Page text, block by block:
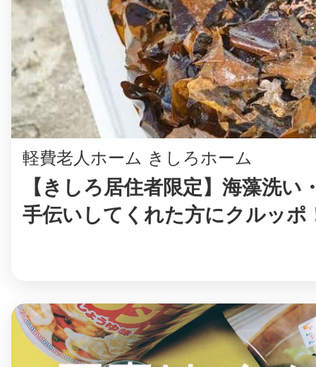
軽費老人ホーム きしろホーム
【きしろ居住者限定】海藻洗い
手伝いしてくれた方にクルッポ
プライバシーポ
©︎ KAYAC Inc. All